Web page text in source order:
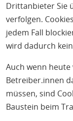
Drittanbieter Sie
verfolgen.
jedem Fall
wird dadurch
Auch wenn heute
Betreiber.innen
müssen, sind
Baustein beim